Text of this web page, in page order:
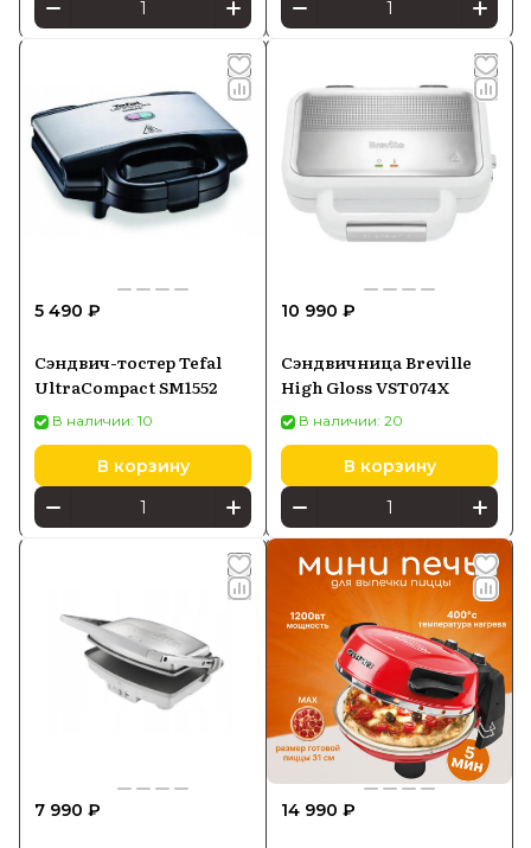
5 490 ₽
Сэндвич-тостер Tefal
UltraCompact SM1552
В наличии: 10
В корзину
10 990 ₽
Сэндвичница Breville
High Gloss VST074X
В наличии: 20
В корзину
7 990 ₽ 14 990 ₽